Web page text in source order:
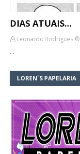
DIAS ATUAIS...
Leonardo Rodrigues ®
…
LOREN´S PAPELARIA